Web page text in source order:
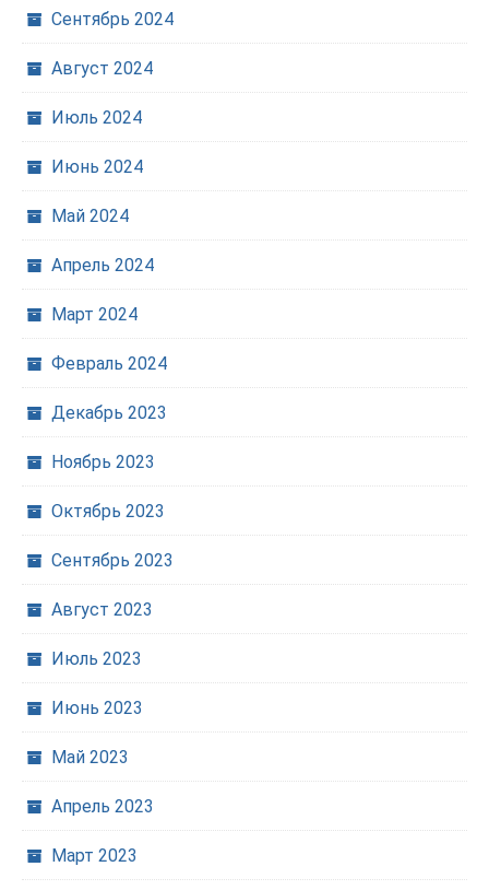
Сентябрь 2024
Август 2024
Июль 2024
Июнь 2024
Май 2024
Апрель 2024
Март 2024
Февраль 2024
Декабрь 2023
Ноябрь 2023
Октябрь 2023
Сентябрь 2023
Август 2023
Июль 2023
Июнь 2023
Май 2023
Апрель 2023
Март 2023